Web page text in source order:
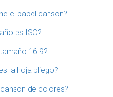
el papel canson?
es ISO?
16 9?
la hoja pliego?
de colores?